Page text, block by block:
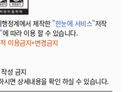
정계에서 제작한 "한눈에 서비스"저작
에 따라 이용 할 수 있습니다.
이용금지+변경금지
성 금지
면 상세내용을 확인 하실 수 있습니다.